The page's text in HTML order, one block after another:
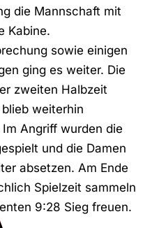
die Mannschaft mit
Kabine.
sowie einigen
ging es weiter. Die
zweiten Halbzeit
weiterhin
Angriff wurden die
und die Damen
absetzen. Am Ende
Spielzeit sammeln
9:28 Sieg freuen.